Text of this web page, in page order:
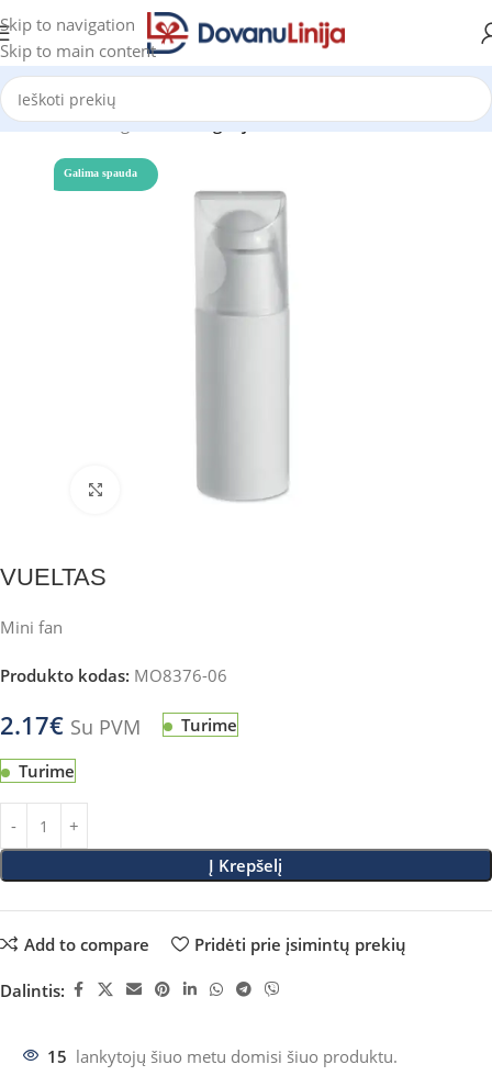
Skip to navigation
Skip to main content
Pradžia Katalogas be kategorijos
Galima spauda
Click to enlarge
VUELTAS
Mini fan
Produkto kodas: MO8376-06
2.17€ Su PVM Turime
Turime
Į Krepšelį
Add to compare Pridėti prie įsimintų prekių
Dalintis:
15 lankytojų šiuo metu domisi šiuo produktu.